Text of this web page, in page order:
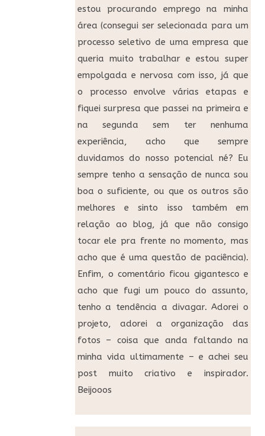
estou procurando emprego na minha
área (consegui ser selecionada para um
processo seletivo de uma empresa que
queria muito trabalhar e estou super
empolgada e nervosa com isso, já que
o processo envolve várias etapas e
fiquei surpresa que passei na primeira e
na segunda sem ter nenhuma
experiência, acho que sempre
duvidamos do nosso potencial né? Eu
sempre tenho a sensação de nunca sou
boa o suficiente, ou que os outros são
melhores e sinto isso também em
relação ao blog, já que não consigo
tocar ele pra frente no momento, mas
acho que é uma questão de paciência).
Enfim, o comentário ficou gigantesco e
acho que fugi um pouco do assunto,
tenho a tendência a divagar. Adorei o
projeto, adorei a organização das
fotos – coisa que anda faltando na
minha vida ultimamente – e achei seu
post muito criativo e inspirador.
Beijooos